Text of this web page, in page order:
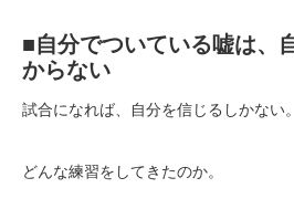
■自分でついている嘘は、
からない
試合になれば、自分を信じるしかない。
どんな練習をしてきたのか。